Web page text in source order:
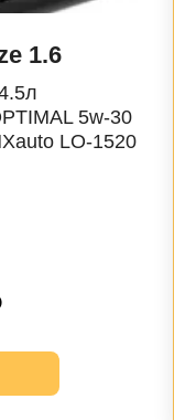
1.6
5w-30
LO-1520